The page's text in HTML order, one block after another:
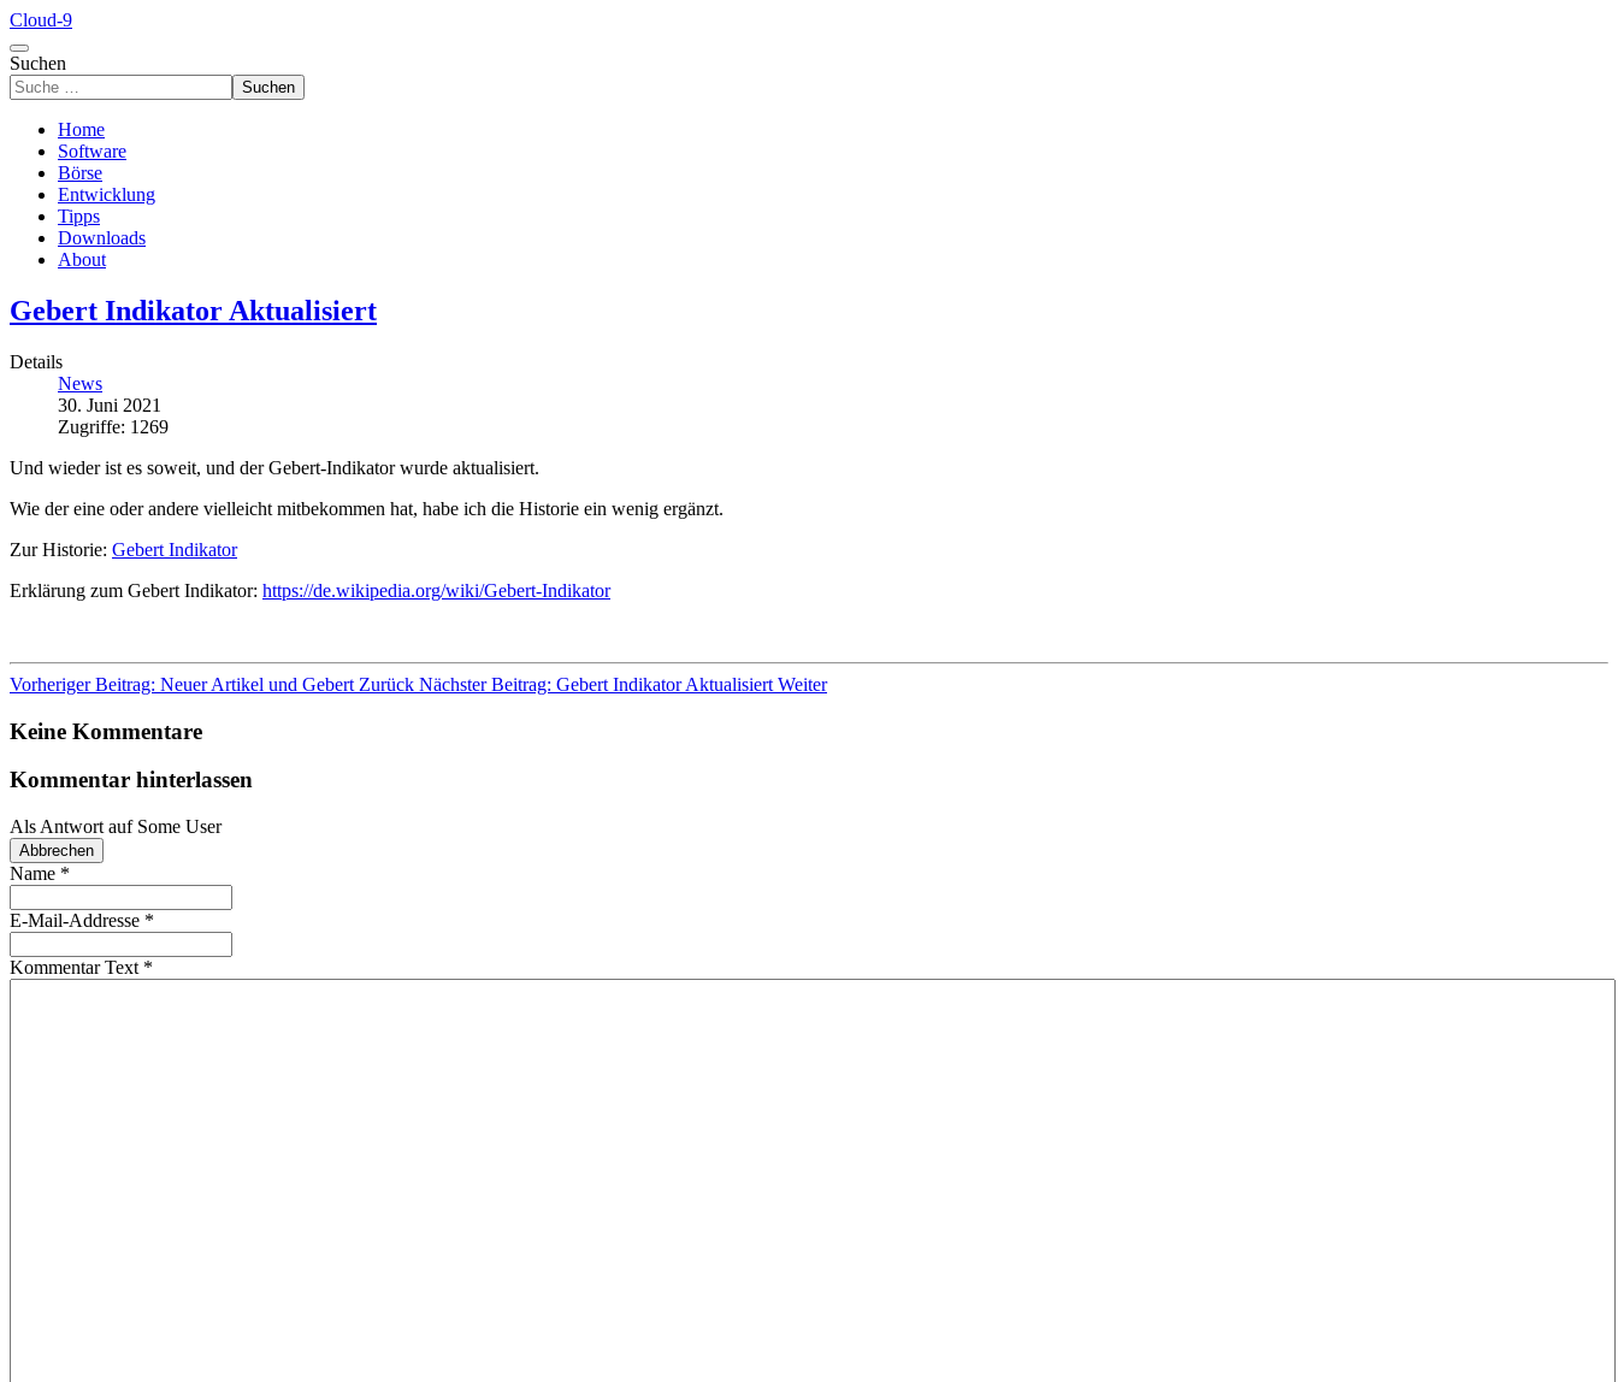
Cloud-9
Suchen
Suchen
Home
Software
Börse
Entwicklung
Tipps
Downloads
About
Gebert Indikator Aktualisiert
Details
News
30. Juni 2021
Zugriffe: 1269
Und wieder ist es soweit, und der Gebert-Indikator wurde aktualisiert.
Wie der eine oder andere vielleicht mitbekommen hat, habe ich die Historie ein wenig ergänzt.
Zur Historie: Gebert Indikator
Erklärung zum Gebert Indikator: https://de.wikipedia.org/wiki/Gebert-Indikator
Vorheriger Beitrag: Neuer Artikel und Gebert Zurück Nächster Beitrag: Gebert Indikator Aktualisiert Weiter
Keine Kommentare
Kommentar hinterlassen
Als Antwort auf Some User
Abbrechen
Name *
E-Mail-Addresse *
Kommentar Text *